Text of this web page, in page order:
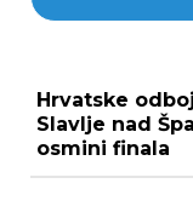
Hrvatske
Slavlje nad
osmini finala